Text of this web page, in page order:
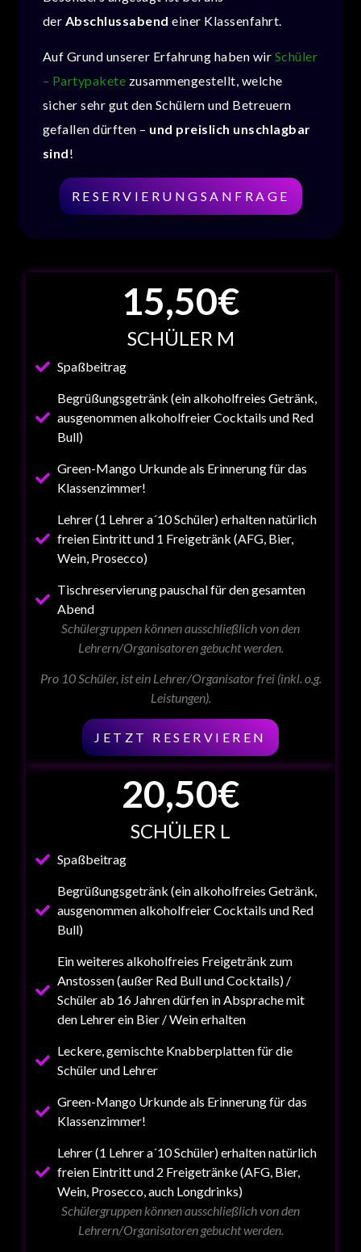
der Abschlussabend einer Klassenfahrt.
Auf Grund unserer Erfahrung haben wir Schüler
– Partypakete zusammengestellt, welche
sicher sehr gut den Schülern und Betreuern
gefallen dürften – und preislich unschlagbar
sind!
RESERVIERUNGSANFRAGE
SCHÜLER M
15,50€
Spaßbeitrag
Begrüßungsgetränk (ein alkoholfreies Getränk,
ausgenommen alkoholfreier Cocktails und Red
Bull)
Green-Mango Urkunde als Erinnerung für das
Klassenzimmer!
Lehrer (1 Lehrer a´10 Schüler) erhalten natürlich
freien Eintritt und 1 Freigetränk (AFG, Bier,
Wein, Prosecco)
Tischreservierung pauschal für den gesamten
Abend
Schülergruppen können ausschließlich von den
Lehrern/Organisatoren gebucht werden.
Pro 10 Schüler, ist ein Lehrer/Organisator frei (inkl. o.g.
Leistungen).
JETZT RESERVIEREN
SCHÜLER L
20,50€
Spaßbeitrag
Begrüßungsgetränk (ein alkoholfreies Getränk,
ausgenommen alkoholfreier Cocktails und Red
Bull)
Ein weiteres alkoholfreies Freigetränk zum
Anstossen (außer Red Bull und Cocktails) /
Schüler ab 16 Jahren dürfen in Absprache mit
den Lehrer ein Bier / Wein erhalten
Leckere, gemischte Knabberplatten für die
Schüler und Lehrer
Green-Mango Urkunde als Erinnerung für das
Klassenzimmer!
Lehrer (1 Lehrer a´10 Schüler) erhalten natürlich
freien Eintritt und 2 Freigetränke (AFG, Bier,
Wein, Prosecco, auch Longdrinks)
Schülergruppen können ausschließlich von den
Lehrern/Organisatoren gebucht werden.